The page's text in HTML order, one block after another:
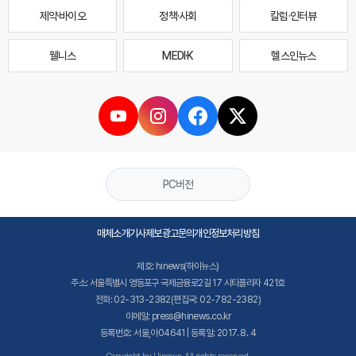
제약·바이오 정책·사회 칼럼·인터뷰
웰니스 MEDI·K 헬스인뉴스
PC버전
매체소개기사제보광고문의개인정보처리방침
제호: hinews(하이뉴스)
주소: 서울특별시 영등포구 국제금융로2길 17 시티플라자 421호
전화: 02-313-2382(편집국: 02-782-2382)
이메일: press@hinews.co.kr
등록번호: 서울,아04641 | 등록일: 2017. 8. 4